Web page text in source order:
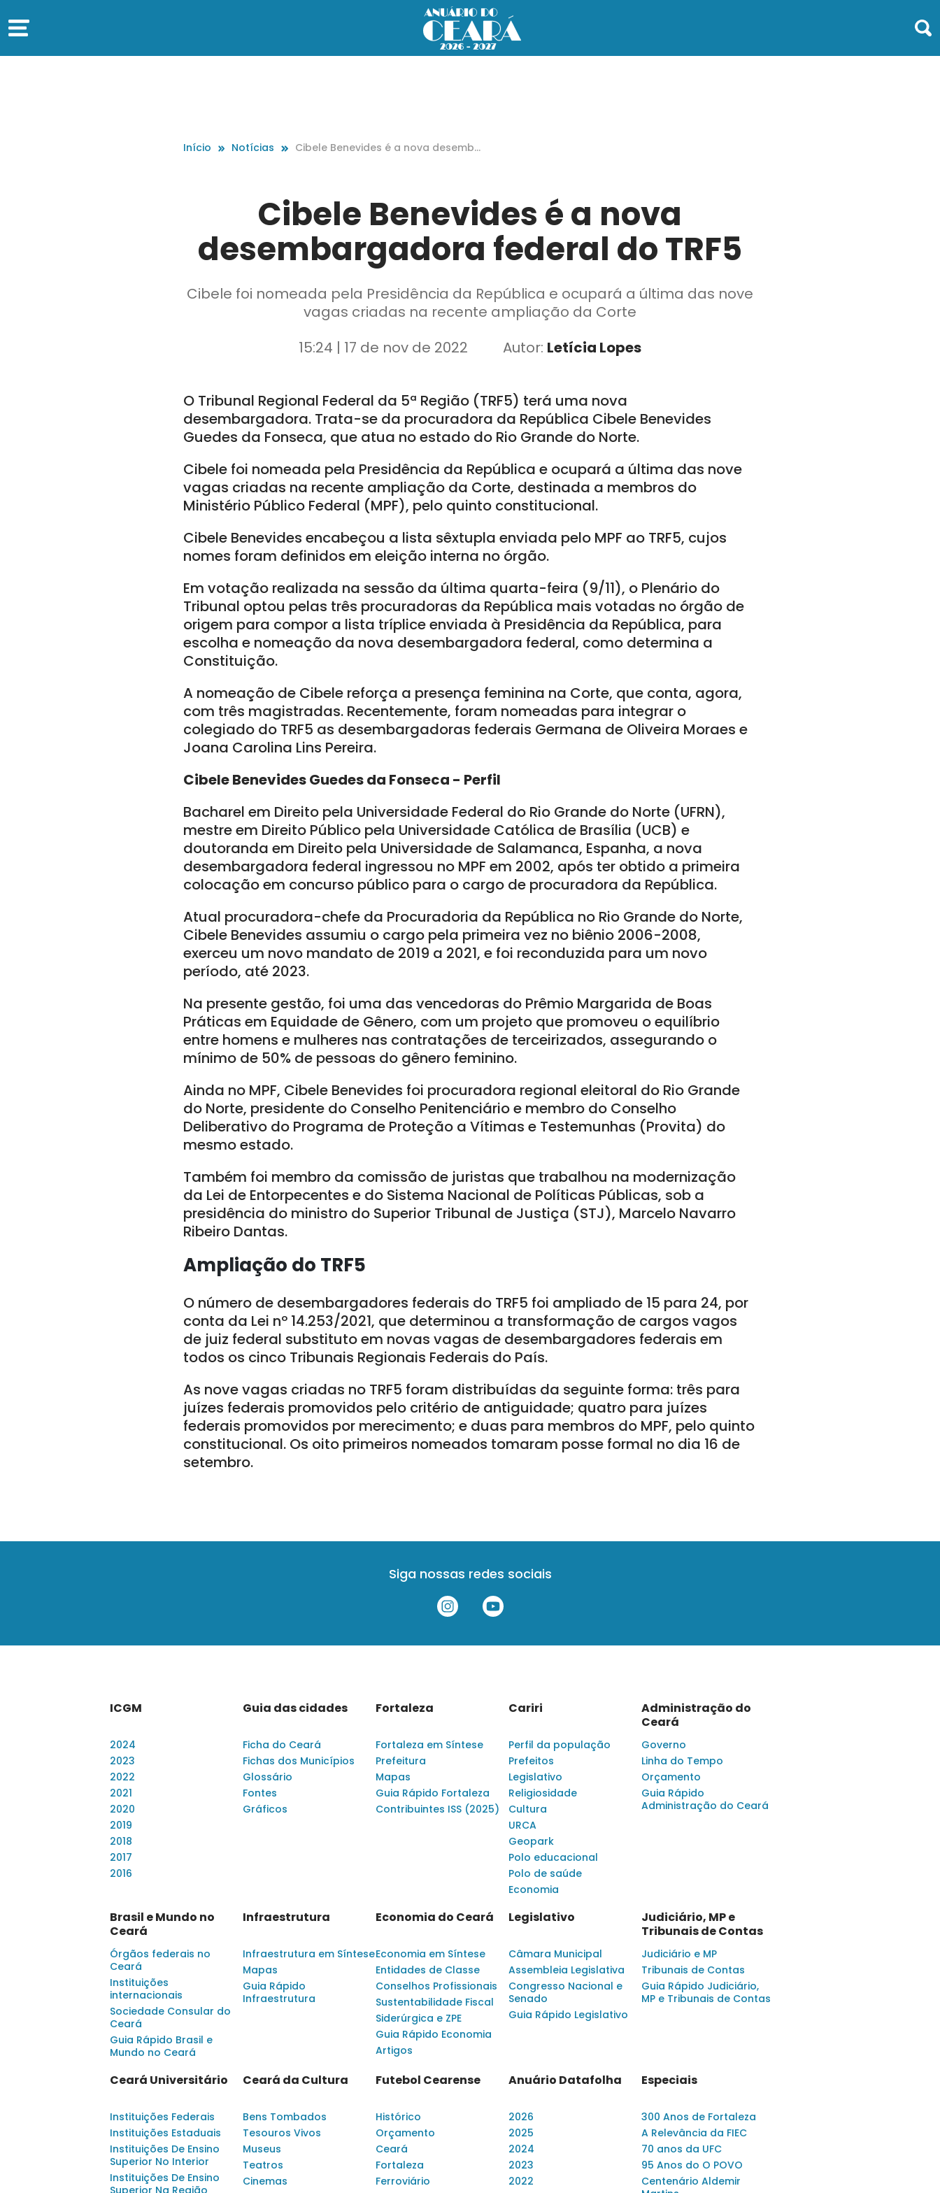
Início Notícias
Cibele Benevides é a nova desembar
Cibele Benevides é a nova
desembargadora federal do TRF5
Cibele foi nomeada pela Presidência da República e ocupará a última das nove
vagas criadas na recente ampliação da Corte
15:24 | 17 de nov de 2022
Autor: Letícia Lopes
O Tribunal Regional Federal da 5ª Região (TRF5) terá uma nova
desembargadora. Trata-se da procuradora da República Cibele Benevides
Guedes da Fonseca, que atua no estado do Rio Grande do Norte.
Cibele foi nomeada pela Presidência da República e ocupará a última das nove
vagas criadas na recente ampliação da Corte, destinada a membros do
Ministério Público Federal (MPF), pelo quinto constitucional.
Cibele Benevides encabeçou a lista sêxtupla enviada pelo MPF ao TRF5, cujos
nomes foram definidos em eleição interna no órgão.
Em votação realizada na sessão da última quarta-feira (9/11), o Plenário do
Tribunal optou pelas três procuradoras da República mais votadas no órgão de
origem para compor a lista tríplice enviada à Presidência da República, para
escolha e nomeação da nova desembargadora federal, como determina a
Constituição.
A nomeação de Cibele reforça a presença feminina na Corte, que conta, agora,
com três magistradas. Recentemente, foram nomeadas para integrar o
colegiado do TRF5 as desembargadoras federais Germana de Oliveira Moraes e
Joana Carolina Lins Pereira.
Cibele Benevides Guedes da Fonseca - Perfil
Bacharel em Direito pela Universidade Federal do Rio Grande do Norte (UFRN),
mestre em Direito Público pela Universidade Católica de Brasília (UCB) e
doutoranda em Direito pela Universidade de Salamanca, Espanha, a nova
desembargadora federal ingressou no MPF em 2002, após ter obtido a primeira
colocação em concurso público para o cargo de procuradora da República.
Atual procuradora-chefe da Procuradoria da República no Rio Grande do Norte,
Cibele Benevides assumiu o cargo pela primeira vez no biênio 2006-2008,
exerceu um novo mandato de 2019 a 2021, e foi reconduzida para um novo
período, até 2023.
Na presente gestão, foi uma das vencedoras do Prêmio Margarida de Boas
Práticas em Equidade de Gênero, com um projeto que promoveu o equilíbrio
entre homens e mulheres nas contratações de terceirizados, assegurando o
mínimo de 50% de pessoas do gênero feminino.
Ainda no MPF, Cibele Benevides foi procuradora regional eleitoral do Rio Grande
do Norte, presidente do Conselho Penitenciário e membro do Conselho
Deliberativo do Programa de Proteção a Vítimas e Testemunhas (Provita) do
mesmo estado.
Também foi membro da comissão de juristas que trabalhou na modernização
da Lei de Entorpecentes e do Sistema Nacional de Políticas Públicas, sob a
presidência do ministro do Superior Tribunal de Justiça (STJ), Marcelo Navarro
Ribeiro Dantas.
Ampliação do TRF5
O número de desembargadores federais do TRF5 foi ampliado de 15 para 24, por
conta da Lei nº 14.253/2021, que determinou a transformação de cargos vagos
de juiz federal substituto em novas vagas de desembargadores federais em
todos os cinco Tribunais Regionais Federais do País.
As nove vagas criadas no TRF5 foram distribuídas da seguinte forma: três para
juízes federais promovidos pelo critério de antiguidade; quatro para juízes
federais promovidos por merecimento; e duas para membros do MPF, pelo quinto
constitucional. Os oito primeiros nomeados tomaram posse formal no dia 16 de
setembro.
Siga nossas redes sociais
ICGM
2024
2023
2022
2021
2020
2019
2018
2017
2016
Guia das cidades
Ficha do Ceará
Fichas dos Municípios
Glossário
Fontes
Gráficos
Fortaleza
Fortaleza em Síntese
Prefeitura
Mapas
Guia Rápido Fortaleza
Contribuintes ISS (2025)
Cariri
Perfil da população
Prefeitos
Legislativo
Religiosidade
Cultura
URCA
Geopark
Polo educacional
Polo de saúde
Economia
Administração do
Ceará
Governo
Linha do Tempo
Orçamento
Guia Rápido
Administração do Ceará
Brasil e Mundo no
Ceará
Órgãos federais no
Ceará
Instituições
internacionais
Sociedade Consular do
Ceará
Guia Rápido Brasil e
Mundo no Ceará
Infraestrutura
Infraestrutura em Síntese
Mapas
Guia Rápido
Infraestrutura
Economia do Ceará
Economia em Síntese
Entidades de Classe
Conselhos Profissionais
Sustentabilidade Fiscal
Siderúrgica e ZPE
Guia Rápido Economia
Artigos
Legislativo
Câmara Municipal
Assembleia Legislativa
Congresso Nacional e
Senado
Guia Rápido Legislativo
Judiciário, MP e
Tribunais de Contas
Judiciário e MP
Tribunais de Contas
Guia Rápido Judiciário,
MP e Tribunais de Contas
Ceará Universitário
Instituições Federais
Instituições Estaduais
Instituições De Ensino
Superior No Interior
Instituições De Ensino
Superior Na Região
Ceará da Cultura
Bens Tombados
Tesouros Vivos
Museus
Teatros
Cinemas
Futebol Cearense
Histórico
Orçamento
Ceará
Fortaleza
Ferroviário
Anuário Datafolha
2026
2025
2024
2023
2022
Especiais
300 Anos de Fortaleza
A Relevância da FIEC
70 anos da UFC
95 Anos do O POVO
Centenário Aldemir